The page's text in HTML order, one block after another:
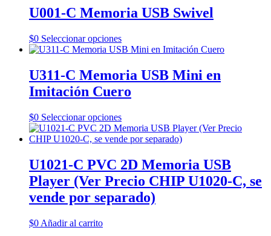
múltiples
variantes.
opciones
se
elegir
en
la
de
producto
U001-C Memoria USB Swivel
$0 Seleccionar opcionesEste
producto
múltiples
variantes.
Las
se
pueden
elegir
en
la
página
de
producto
U311-C Memoria USB Mini en
Imitación Cuero
$0 Seleccionar opcionesEste
producto
tiene
variantes.
Las
opciones
pueden
U1021-C PVC 2D Memoria USB
Player (Ver Precio CHIP U1020-C, se
vende por separado)
$0 Añadir al carrito